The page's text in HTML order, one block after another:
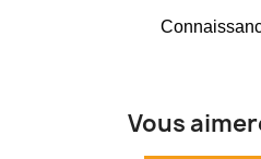
Vous